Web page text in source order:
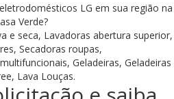
LG em sua região na
Verde?
e seca, Lavadoras abertura superior,
Secadoras roupas,
Geladeiras, Geladeiras
Lava Louças.